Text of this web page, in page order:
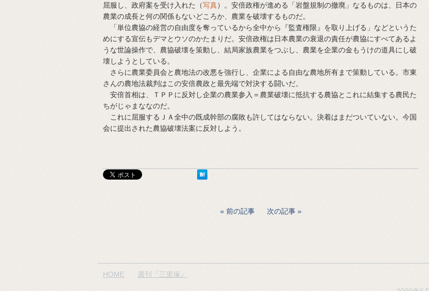
屈服し、政府案を受け入れた（写真）。安倍政権が進める「岩盤規制の撤廃」なるものは、日本の
農業の成長と何の関係もないどころか、農業を破壊するものだ。
「単位農協の経営の自由度を奪っているから全中から『監査権限』を取り上げる」などというた
めにする宣伝もデマとウソのかたまりだ。安倍政権は日本農業の衰退の責任が農協にすべてあるよ
うな世論操作で、農協破壊を策動し、結局家族農業をつぶし、農業を企業の金もうけの道具にし破
壊しようとしている。
さらに農業委員会と農地法の改悪を強行し、企業による自由な農地所有まで策動している。市東
さんの農地法裁判はこの安倍農政と最先端で対決する闘いだ。
安倍首相は、ＴＰＰに反対し企業の農業参入＝農業破壊に抵抗する農協とこれに結集する農民た
ちがじゃまななのだ。
これに屈服するＪＡ全中の既成幹部の腐敗も許してはならない。決着はまだついていない。今国
会に提出された農協破壊法案に反対しよう。
前の記事 次の記事
HOME 週刊『三里塚』